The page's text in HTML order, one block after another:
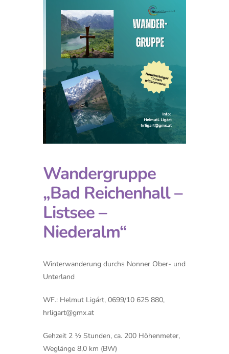
Wandergruppe
„Bad Reichenhall –
Listsee –
Niederalm“
Winterwanderung durchs Nonner Ober- und
Unterland
WF.: Helmut Ligárt, 0699/10 625 880,
hrligart@gmx.at
Gehzeit 2 ½ Stunden, ca. 200 Höhenmeter,
Weglänge 8,0 km (BW)